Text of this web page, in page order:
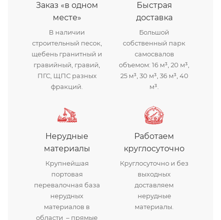
Заказ «в одном
месте»
В наличии
строительный песок,
щебень гранитный и
гравийный, гравий,
ПГС, ЩПС разных
фракций.
Быстрая
доставка
Большой
собственный парк
самосвалов
объемом: 16 м³, 20 м³,
25 м³, 30 м³, 36 м³, 40
м³.
Нерудные
материалы
Крупнейшая
портовая
перевалочная база
нерудных
материалов в
области – прямые
Работаем
круглосуточно
Круглосуточно и без
выходных
доставляем
нерудные
материалы.